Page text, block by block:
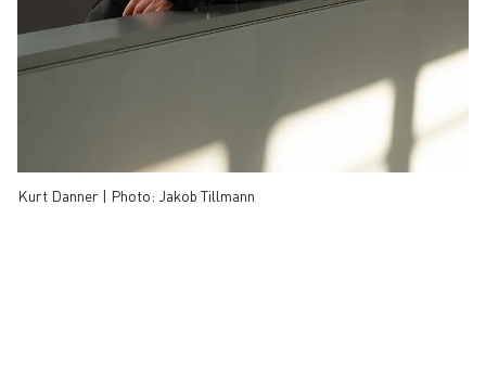
Kurt Danner | Photo: Jakob Tillmann